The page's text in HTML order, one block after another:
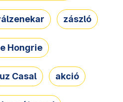
zászló
Hongrie
Casal akció